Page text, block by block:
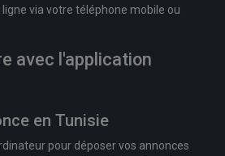
via votre téléphone mobile ou
avec l'application
en Tunisie
pour déposer vos annonces